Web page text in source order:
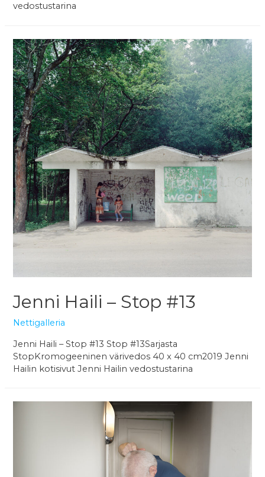
vedostustarina
Jenni Haili – Stop #13
Nettigalleria
Jenni Haili – Stop #13 Stop #13Sarjasta
StopKromogeeninen värivedos 40 x 40 cm2019 Jenni
Hailin kotisivut Jenni Hailin vedostustarina